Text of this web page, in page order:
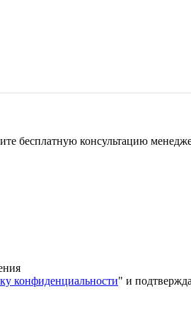
бесплатную консультацию
конфиденциальности" и